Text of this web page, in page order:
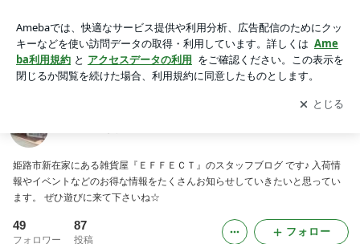
アプリをダウンロードして ブログの更新通知
を受け取りまし
ょう。
開く
姫路市新在家にある雑貨屋『ＥＦＦＥＣＴ』のスタッフブログ です♪ 入荷情
報やイベントなどのお得な情報をたくさんお知らせしていきたいと思ってい
ます。 ぜひ遊びに来て下さいね☆
49
フォロワー
87
投稿
フォロー